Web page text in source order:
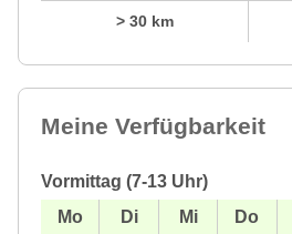
> 30 km
Meine Verfügbarkeit
Vormittag (7-13 Uhr)